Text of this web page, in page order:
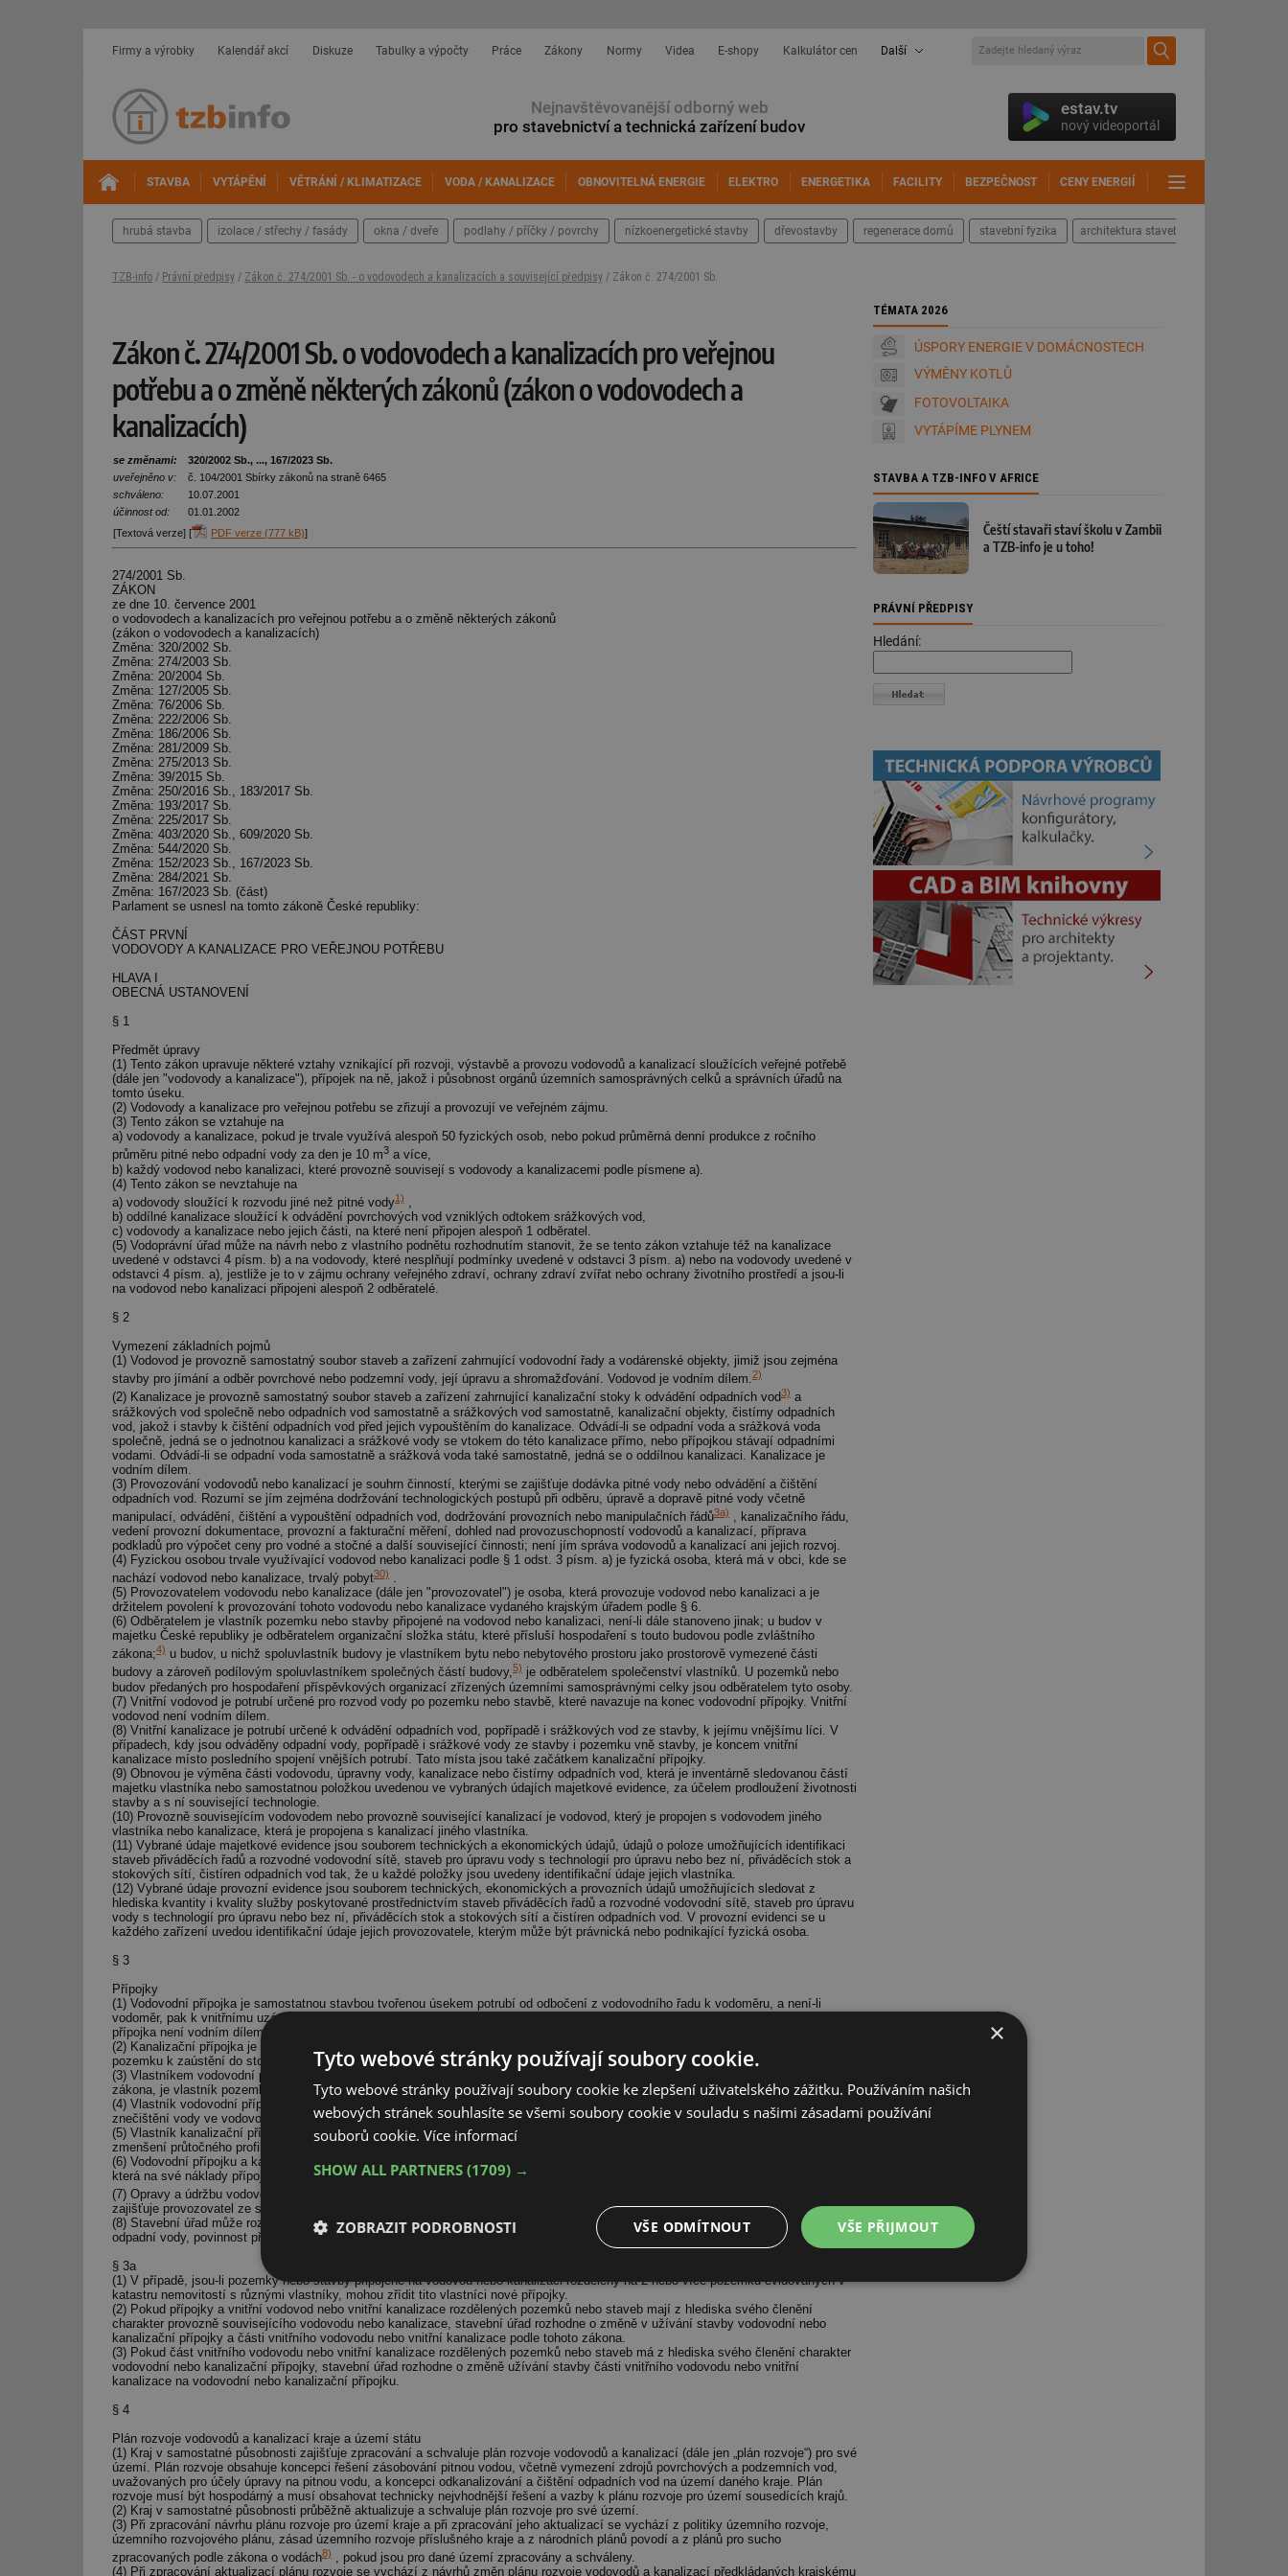
Firmy a výrobky Kalendář akcí Diskuze Tabulky a výpočty Práce Zákony Normy Videa E-shopy Kalkulátor cen Další
Nejnavštěvovanější odborný web
pro stavebnictví a technická zařízení budov
estav.tv
nový videoportál
STAVBA VYTÁPĚNÍ VĚTRÁNÍ / KLIMATIZACE VODA / KANALIZACE OBNOVITELNÁ ENERGIE ELEKTRO ENERGETIKA FACILITY BEZPEČNOST CENY ENERGIÍ
hrubá stavba izolace / střechy / fasády okna / dveře podlahy / příčky / povrchy nízkoenergetické stavby dřevostavby regenerace domů stavební fyzika architektura staveb
TZB-info / Právní předpisy / Zákon č. 274/2001 Sb. - o vodovodech a kanalizacích a související předpisy / Zákon č. 274/2001 Sb.
Zákon č. 274/2001 Sb. o vodovodech a kanalizacích pro veřejnou
potřebu a o změně některých zákonů (zákon o vodovodech a
kanalizacích)
se změnami:
320/2002 Sb., ..., 167/2023 Sb.
uveřejněno v:
č. 104/2001 Sbírky zákonů na straně 6465
schváleno:
10.07.2001
účinnost od:
01.01.2002
[Textová verze] [
PDF verze (777 kB)]
274/2001 Sb.
ZÁKON
ze dne 10. července 2001
o vodovodech a kanalizacích pro veřejnou potřebu a o změně některých zákonů
(zákon o vodovodech a kanalizacích)
Změna: 320/2002 Sb.
Změna: 274/2003 Sb.
Změna: 20/2004 Sb.
Změna: 127/2005 Sb.
Změna: 76/2006 Sb.
Změna: 222/2006 Sb.
Změna: 186/2006 Sb.
Změna: 281/2009 Sb.
Změna: 275/2013 Sb.
Změna: 39/2015 Sb.
Změna: 250/2016 Sb., 183/2017 Sb.
Změna: 193/2017 Sb.
Změna: 225/2017 Sb.
Změna: 403/2020 Sb., 609/2020 Sb.
Změna: 544/2020 Sb.
Změna: 152/2023 Sb., 167/2023 Sb.
Změna: 284/2021 Sb.
Změna: 167/2023 Sb. (část)
Parlament se usnesl na tomto zákoně České republiky:
ČÁST PRVNÍ
VODOVODY A KANALIZACE PRO VEŘEJNOU POTŘEBU
HLAVA I
OBECNÁ USTANOVENÍ
§ 1
Předmět úpravy
(1) Tento zákon upravuje některé vztahy vznikající při rozvoji, výstavbě a provozu vodovodů a kanalizací sloužících veřejné potřebě
(dále jen "vodovody a kanalizace"), přípojek na ně, jakož i působnost orgánů územních samosprávných celků a správních úřadů na
tomto úseku.
(2) Vodovody a kanalizace pro veřejnou potřebu se zřizují a provozují ve veřejném zájmu.
(3) Tento zákon se vztahuje na
a) vodovody a kanalizace, pokud je trvale využívá alespoň 50 fyzických osob, nebo pokud průměrná denní produkce z ročního
průměru pitné nebo odpadní vody za den je 10 m3 a více,
b) každý vodovod nebo kanalizaci, které provozně souvisejí s vodovody a kanalizacemi podle písmene a).
(4) Tento zákon se nevztahuje na
a) vodovody sloužící k rozvodu jiné než pitné vody1)
b) oddílné kanalizace sloužící k odvádění povrchových vod vzniklých odtokem srážkových vod,
c) vodovody a kanalizace nebo jejich části, na které není připojen alespoň 1 odběratel.
(5) Vodoprávní úřad může na návrh nebo z vlastního podnětu rozhodnutím stanovit, že se tento zákon vztahuje též na kanalizace
uvedené v odstavci 4 písm. b) a na vodovody, které nesplňují podmínky uvedené v odstavci 3 písm. a) nebo na vodovody uvedené v
odstavci 4 písm. a), jestliže je to v zájmu ochrany veřejného zdraví, ochrany zdraví zvířat nebo ochrany životního prostředí a jsou-li
na vodovod nebo kanalizaci připojeni alespoň 2 odběratelé.
§ 2
Vymezení základních pojmů
(1) Vodovod je provozně samostatný soubor staveb a zařízení zahrnující vodovodní řady a vodárenské objekty, jimiž jsou zejména
stavby pro jímání a odběr povrchové nebo podzemní vody, její úpravu a shromažďování. Vodovod je vodním dílem.2)
(2) Kanalizace je provozně samostatný soubor staveb a zařízení zahrnující kanalizační stoky k odvádění odpadních vod3) a
srážkových vod společně nebo odpadních vod samostatně a srážkových vod samostatně, kanalizační objekty, čistírny odpadních
vod, jakož i stavby k čištění odpadních vod před jejich vypouštěním do kanalizace. Odvádí-li se odpadní voda a srážková voda
společně, jedná se o jednotnou kanalizaci a srážkové vody se vtokem do této kanalizace přímo, nebo přípojkou stávají odpadními
vodami. Odvádí-li se odpadní voda samostatně a srážková voda také samostatně, jedná se o oddílnou kanalizaci. Kanalizace je
vodním dílem.
(3) Provozování vodovodů nebo kanalizací je souhrn činností, kterými se zajišťuje dodávka pitné vody nebo odvádění a čištění
odpadních vod. Rozumí se jím zejména dodržování technologických postupů při odběru, úpravě a dopravě pitné vody včetně
manipulací, odvádění, čištění a vypouštění odpadních vod, dodržování provozních nebo manipulačních řádů3a)
, kanalizačního řádu,
vedení provozní dokumentace, provozní a fakturační měření, dohled nad provozuschopností vodovodů a kanalizací, příprava
podkladů pro výpočet ceny pro vodné a stočné a další související činnosti; není jím správa vodovodů a kanalizací ani jejich rozvoj.
(4) Fyzickou osobou trvale využívající vodovod nebo kanalizaci podle § 1 odst. 3 písm. a) je fyzická osoba, která má v obci, kde se
nachází vodovod nebo kanalizace, trvalý pobyt30) .
(5) Provozovatelem vodovodu nebo kanalizace (dále jen "provozovatel") je osoba, která provozuje vodovod nebo kanalizaci a je
držitelem povolení k provozování tohoto vodovodu nebo kanalizace vydaného krajským úřadem podle § 6.
(6) Odběratelem je vlastník pozemku nebo stavby připojené na vodovod nebo kanalizaci, není-li dále stanoveno jinak; u budov v
majetku České republiky je odběratelem organizační složka státu, které přísluší hospodaření s touto budovou podle zvláštního
zákona;4) u budov, u nichž spoluvlastník budovy je vlastníkem bytu nebo nebytového prostoru jako prostorově vymezené části
budovy a zároveň podílovým spoluvlastníkem společných částí budovy,5) je odběratelem společenství vlastníků. U pozemků nebo
budov předaných pro hospodaření příspěvkových organizací zřízených územními samosprávnými celky jsou odběratelem tyto osoby.
(7) Vnitřní vodovod je potrubí určené pro rozvod vody po pozemku nebo stavbě, které navazuje na konec vodovodní přípojky. Vnitřní
vodovod není vodním dílem.
(8) Vnitřní kanalizace je potrubí určené k odvádění odpadních vod, popřípadě i srážkových vod ze stavby, k jejímu vnějšímu líci. V
případech, kdy jsou odváděny odpadní vody, popřípadě i srážkové vody ze stavby i pozemku vně stavby, je koncem vnitřní
kanalizace místo posledního spojení vnějších potrubí. Tato místa jsou také začátkem kanalizační přípojky.
(9) Obnovou je výměna části vodovodu, úpravny vody, kanalizace nebo čistírny odpadních vod, která je inventárně sledovanou částí
majetku vlastníka nebo samostatnou položkou uvedenou ve vybraných údajích majetkové evidence, za účelem prodloužení životnosti
stavby a s ní související technologie.
(10) Provozně souvisejícím vodovodem nebo provozně související kanalizací je vodovod, který je propojen s vodovodem jiného
vlastníka nebo kanalizace, která je propojena s kanalizací jiného vlastníka.
(11) Vybrané údaje majetkové evidence jsou souborem technických a ekonomických údajů, údajů o poloze umožňujících identifikaci
staveb přiváděcích řadů a rozvodné vodovodní sítě, staveb pro úpravu vody s technologií pro úpravu nebo bez ní, přiváděcích stok a
stokových sítí, čistíren odpadních vod tak, že u každé položky jsou uvedeny identifikační údaje jejich vlastníka.
(12) Vybrané údaje provozní evidence jsou souborem technických, ekonomických a provozních údajů umožňujících sledovat z
hlediska kvantity i kvality služby poskytované prostřednictvím staveb přiváděcích řadů a rozvodné vodovodní sítě, staveb pro úpravu
vody s technologií pro úpravu nebo bez ní, přiváděcích stok a stokových sítí a čistíren odpadních vod. V provozní evidenci se u
každého zařízení uvedou identifikační údaje jejich provozovatele, kterým může být právnická nebo podnikající fyzická osoba.
§ 3
Přípojky
(1) Vodovodní přípojka je samostatnou stavbou tvořenou úsekem potrubí od odbočení z vodovodního řadu k vodoměru, a není-li
vodoměr, pak k vnitřnímu uzávěru připojeného pozemku nebo stavby. Odbočení s uzávěrem je součástí vodovodu. Vodovodní
přípojka není vodním dílem.
(2) Kanalizační přípojka je samostatnou stavbou tvořenou úsekem potrubí od vyústění vnitřní kanalizace stavby nebo odvodnění
pozemku k zaústění do stokové sítě. Kanalizační přípojka není vodním dílem.
(3) Vlastníkem vodovodní přípojky nebo kanalizační přípojky, popřípadě jejích částí zřízených přede dnem nabytí účinnosti tohoto
zákona, je vlastník pozemku nebo stavby připojené na vodovod nebo kanalizaci, neprokáže-li se opak.
(4) Vlastník vodovodní přípojky je povinen zajistit, aby vodovodní přípojka byla provedena a užívána tak, aby nemohlo dojít ke
znečištění vody ve vodovodu.
(5) Vlastník kanalizační přípojky je povinen zajistit, aby kanalizační přípojka byla provedena jako vodotěsná a tak, aby nedošlo ke
zmenšení průtočného profilu stoky, do které je zaústěna.
(6) Vodovodní přípojku a kanalizační přípojku pořizuje na své náklady odběratel, není-li dohodnuto jinak; vlastníkem přípojky je osoba,
která na své náklady přípojku pořídila.
(7) Opravy a údržbu vodovodních přípojek a kanalizačních přípojek uložených v pozemcích, které tvoří veřejné prostranství,
zajišťuje provozovatel ze svých provozních nákladů.
(8) Stavební úřad může rozhodnutím uložit vlastníkům stavebního pozemku nebo staveb, na kterých vznikají nebo mohou vznikat
odpadní vody, povinnost připojit se na kanalizaci v případech, kdy je to technicky možné.
§ 3a
(1) V případě, jsou-li pozemky nebo stavby připojené na vodovod nebo kanalizaci rozděleny na 2 nebo více pozemků evidovaných v
katastru nemovitostí s různými vlastníky, mohou zřídit tito vlastníci nové přípojky.
(2) Pokud přípojky a vnitřní vodovod nebo vnitřní kanalizace rozdělených pozemků nebo staveb mají z hlediska svého členění
charakter provozně souvisejícího vodovodu nebo kanalizace, stavební úřad rozhodne o změně v užívání stavby vodovodní nebo
kanalizační přípojky a části vnitřního vodovodu nebo vnitřní kanalizace podle tohoto zákona.
(3) Pokud část vnitřního vodovodu nebo vnitřní kanalizace rozdělených pozemků nebo staveb má z hlediska svého členění charakter
vodovodní nebo kanalizační přípojky, stavební úřad rozhodne o změně užívání stavby části vnitřního vodovodu nebo vnitřní
kanalizace na vodovodní nebo kanalizační přípojku.
§ 4
Plán rozvoje vodovodů a kanalizací kraje a území státu
(1) Kraj v samostatné působnosti zajišťuje zpracování a schvaluje plán rozvoje vodovodů a kanalizací (dále jen „plán rozvoje“) pro své
území. Plán rozvoje obsahuje koncepci řešení zásobování pitnou vodou, včetně vymezení zdrojů povrchových a podzemních vod,
uvažovaných pro účely úpravy na pitnou vodu, a koncepci odkanalizování a čištění odpadních vod na území daného kraje. Plán
rozvoje musí být hospodárný a musí obsahovat technicky nejvhodnější řešení a vazby k plánu rozvoje pro území sousedících krajů.
(2) Kraj v samostatné působnosti průběžně aktualizuje a schvaluje plán rozvoje pro své území.
(3) Při zpracování návrhu plánu rozvoje pro území kraje a při zpracování jeho aktualizací se vychází z politiky územního rozvoje,
územního rozvojového plánu, zásad územního rozvoje příslušného kraje a z národních plánů povodí a z plánů pro sucho
zpracovaných podle zákona o vodách8) , pokud jsou pro dané území zpracovány a schváleny.
(4) Při zpracování aktualizací plánu rozvoje se vychází z návrhů změn plánu rozvoje vodovodů a kanalizací předkládaných krajskému
TÉMATA 2026
ÚSPORY ENERGIE V DOMÁCNOSTECH
VÝMĚNY KOTLŮ
FOTOVOLTAIKA
VYTÁPÍME PLYNEM
STAVBA A TZB-INFO V AFRICE
Čeští stavaři staví školu v Zambii
a TZB-info je u toho!
PRÁVNÍ PŘEDPISY
Hledání:
×
Tyto webové stránky používají soubory cookie.
Tyto webové stránky používají soubory cookie ke zlepšení uživatelského zážitku. Používáním našich
webových stránek souhlasíte se všemi soubory cookie v souladu s našimi zásadami používání
souborů cookie. Více informací
SHOW ALL PARTNERS (1709) →
VŠE PŘIJMOUT
VŠE ODMÍTNOUT
ZOBRAZIT PODROBNOSTI
Nezbytně nutné
soubory
Výkonové
soubory
Soubory cílení Funkční soubory
Nezařazené
Nezbytně nutné soubory
Nezbytně nutné soubory cookie umožňují základní funkce webových stránek, jako je přihlášení uživatele a správa účtu. Webové
stránky nelze bez nezbytně nutných souborů cookie správně používat.
Název
Provider/
Doména
Vyprší Popis
g_state
.forum.tzb-
info.cz
Zavřením
prohlížeče